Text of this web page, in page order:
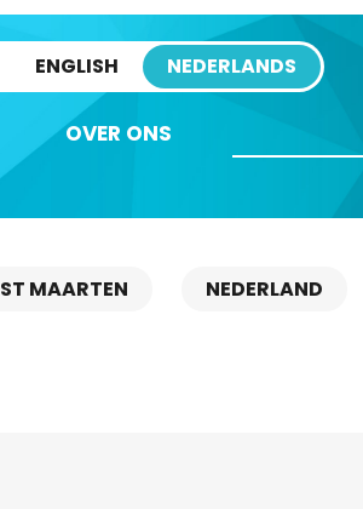
ENGLISH NEDERLANDS
OVER ONS
ST MAARTEN NEDERLAND